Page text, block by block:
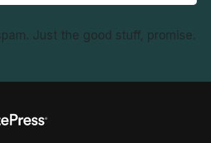
Just the good stuff, promise.